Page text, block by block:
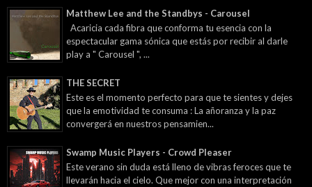
Matthew Lee and the Standbys - Carousel
Acaricia cada fibra que conforma tu esencia con la
espectacular gama sónica que estás por recibir al darle
play a " Carousel ", ...
THE SECRET
Este es el momento perfecto para que te sientes y dejes
que la emotividad te consuma : La añoranza y la paz
convergerá en nuestros pensamien...
Swamp Music Players - Crowd Pleaser
Este verano sin duda está lleno de vibras feroces que te
llevarán hacia el cielo. Que mejor con una interpretación